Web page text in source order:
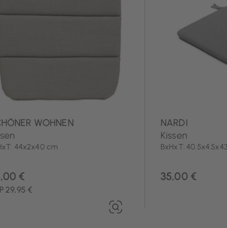
Auflagen & Polster
WOHNEN
44x2x40 cm
€
29,95 €
NARDI
Kissen
BxHxT:
35,00 €